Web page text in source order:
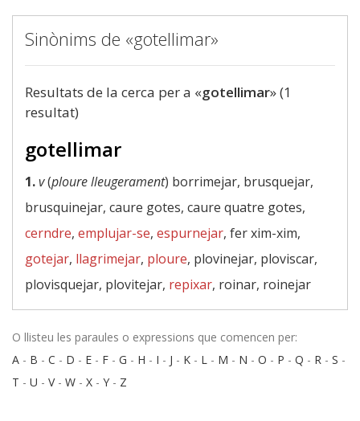
Sinònims de «gotellimar»
Resultats de la cerca per a «gotellimar» (1
resultat)
gotellimar
1.v(ploure lleugerament) borrimejar, brusquejar,
brusquinejar, caure gotes, caure quatre gotes,
cerndre, emplujar-se, espurnejar, fer xim-xim,
gotejar, llagrimejar, ploure, plovinejar, ploviscar,
plovisquejar, plovitejar, repixar, roinar, roinejar
O llisteu les paraules o expressions que comencen per:
A - B - C - D - E - F - G - H - I - J - K - L - M - N - O - P - Q - R - S -
T - U - V- W - X - Y - Z